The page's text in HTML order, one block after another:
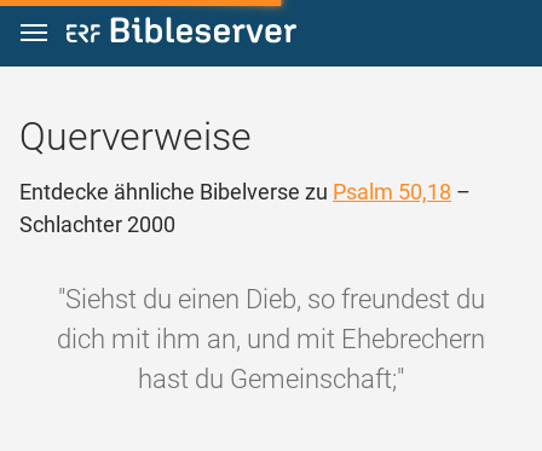
Zum Inhalt springen
Querverweise
Entdecke ähnliche Bibelverse zu Psalm 50,18 –
Schlachter 2000
"Siehst du einen Dieb, so freundest du
dich mit ihm an, und mit Ehebrechern
hast du Gemeinschaft;"